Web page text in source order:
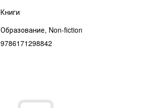
Книги
Образование, Non-fiction
9786171298842